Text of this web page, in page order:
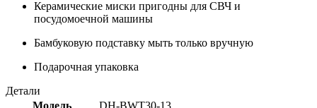
Керамические миски пригодны для СВЧ и
посудомоечной машины
Бамбуковую подставку мыть только вручную
Подарочная упаковка
Детали
Модель
DH-BWT30-13